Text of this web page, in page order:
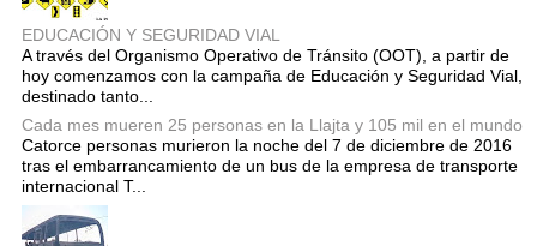
EDUCACIÓN Y SEGURIDAD VIAL
A través del Organismo Operativo de Tránsito (OOT), a partir de
hoy comenzamos con la campaña de Educación y Seguridad Vial,
destinado tanto...
Cada mes mueren 25 personas en la Llajta y 105 mil en el mundo
Catorce personas murieron la noche del 7 de diciembre de 2016
tras el embarrancamiento de un bus de la empresa de transporte
internacional T...